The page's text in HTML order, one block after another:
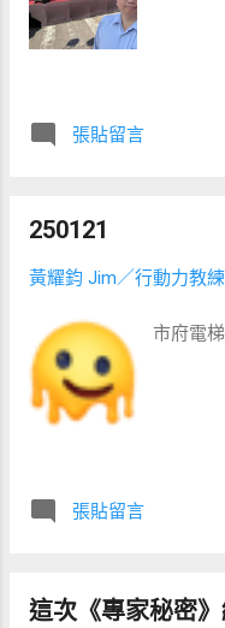
張貼留言
250121
黃耀鈞 Jim／行動力教練
市府電
張貼留言
這次《專家秘密